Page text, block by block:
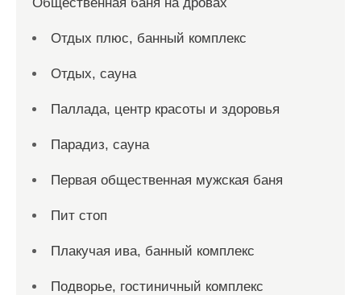
Отдых плюс, банный комплекс
Отдых, сауна
Паллада, центр красоты и здоровья
Парадиз, сауна
Первая общественная мужская баня
Пит стоп
Плакучая ива, банный комплекс
Подворье, гостиничный комплекс